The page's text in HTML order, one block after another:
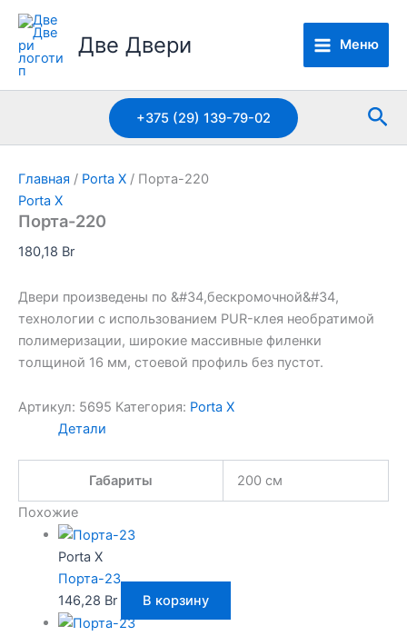
Перейти
содержимомуДве Двери Меню
+375 (29) 139-79-02
Главная / Porta X / Порта-220
Porta X
Порта-220
180,18 Br
Двери произведены по &#34,бескромочной&#34,
технологии с использованием PUR-клея необратимой
полимеризации, широкие массивные филенки
толщиной 16 мм, стоевой профиль без пустот.
Артикул: 5695 Категория: Porta X
Детали
Габариты
200 см
Похожие
Porta X
Порта-23
146,28 Br В корзину